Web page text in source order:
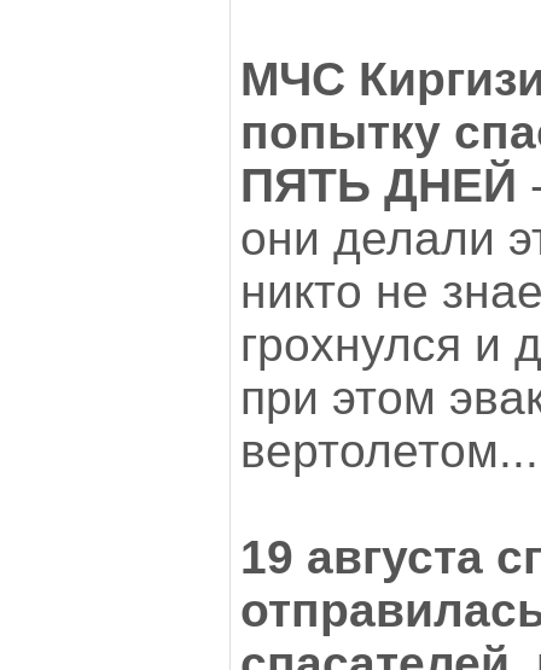
МЧС
попытку
ПЯТЬ ДНЕЙ
они делали
никто не
грохнулся и
при этом
вертолетом...
19 августа